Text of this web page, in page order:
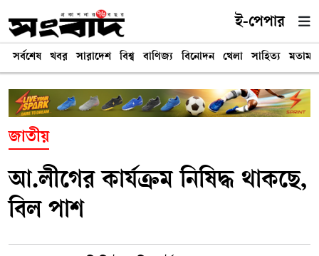
ই-পেপার
সর্বশেষ খবর সারাদেশ বিশ্ব বাণিজ্য বিনোদন খেলা সাহিত্য মতামত
জাতীয়
আ.লীগের কার্যক্রম নিষিদ্ধ থাকছে,
বিল পাশ